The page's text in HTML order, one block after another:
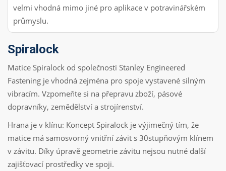
velmi vhodná mimo jiné pro aplikace v potravinářském
průmyslu.
Spiralock
Matice Spiralock od společnosti Stanley Engineered
Fastening je vhodná zejména pro spoje vystavené silným
vibracím. Vzpomeňte si na přepravu zboží, pásové
dopravníky, zemědělství a strojírenství.
Hrana je v klínu: Koncept Spiralock je výjimečný tím, že
matice má samosvorný vnitřní závit s 30stupňovým klínem
v závitu. Díky úpravě geometrie závitu nejsou nutné další
zajišťovací prostředky ve spoji.